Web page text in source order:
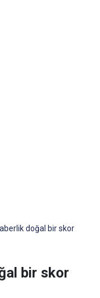
doğal bir skor
bir skor